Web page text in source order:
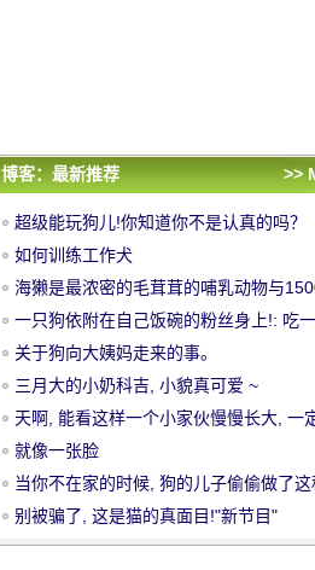
华
评论排行
平方厘米!
一只狗依附在自己饭碗的粉丝身上!: 吃
家伙 , 不能离开身体 !
关于狗向大姨妈走来的事。
三月大的小奶科吉, 小貌真可爱 ~
天啊, 能看这样一个小家伙慢慢长大, 一
超级快乐!
就像一张脸
当你不在家的时候, 狗的儿子偷偷做了这
事.....。
别被骗了, 这是猫的真面目!"新节目"
博客：最新推荐 >>
超级能玩狗儿!你知道你不是认真的吗？
如何训练工作犬
海獭是最浓密的毛茸茸的哺乳动物与
平方厘米!
一只狗依附在自己饭碗的粉丝身上!: 吃
家伙 , 不能离开身体 !
关于狗向大姨妈走来的事。
三月大的小奶科吉, 小貌真可爱 ~
天啊, 能看这样一个小家伙慢慢长大, 一
超级快乐!
就像一张脸
当你不在家的时候, 狗的儿子偷偷做了这
事.....。
别被骗了, 这是猫的真面目!"新节目"